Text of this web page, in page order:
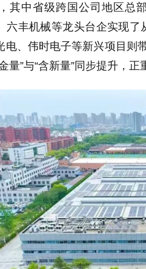
其中省级跨国公司地区总
六丰机械等龙头台企实现
电、伟时电子等新兴项目则
量”与“含新量”同步提升，